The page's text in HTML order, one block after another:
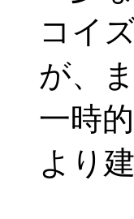
コイ
が、
一時
より